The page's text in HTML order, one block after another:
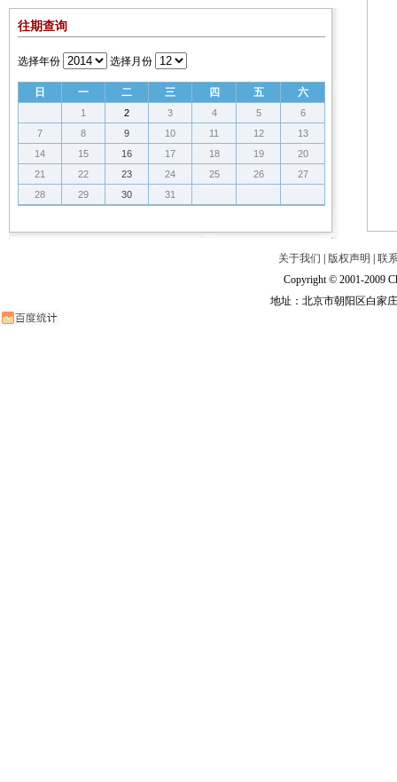
往期查询
选择年份 选择月份
日 一 二 三 四 五 六
1 2 3 4 5
6
7
8 9 10 11 12
13
14
15 16 17 18 19
20
21
22 23 24 25 26
27
28
29 30 31
关于我们 版权声明
联
Copyright © 2001-2009
地址：北京市朝阳区白家